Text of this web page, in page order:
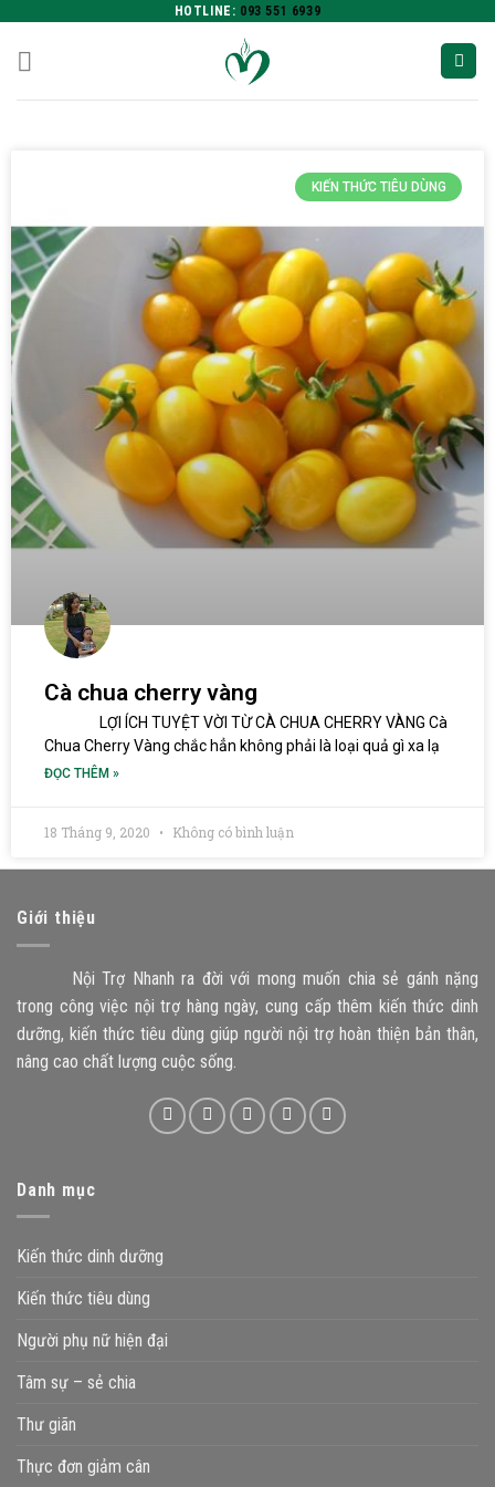
HOTLINE: 093 551 6939
KIẾN THỨC TIÊU DÙNG
Cà chua cherry vàng
LỢI ÍCH TUYỆT VỜI TỪ CÀ CHUA CHERRY VÀNG Cà
Chua Cherry Vàng chắc hẳn không phải là loại quả gì xa lạ
ĐỌC THÊM »
18 Tháng 9, 2020 Không có bình luận
Giới thiệu
Nội Trợ Nhanh ra đời với mong muốn chia sẻ gánh nặng
trong công việc nội trợ hàng ngày, cung cấp thêm kiến thức dinh
dưỡng, kiến thức tiêu dùng giúp người nội trợ hoàn thiện bản thân,
nâng cao chất lượng cuộc sống.
Danh mục
Kiến thức dinh dưỡng
Kiến thức tiêu dùng
Người phụ nữ hiện đại
Tâm sự – sẻ chia
Thư giãn
Thực đơn giảm cân